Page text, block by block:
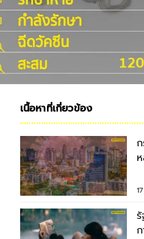
เนื้อหาที่เกี่ยวข้อง